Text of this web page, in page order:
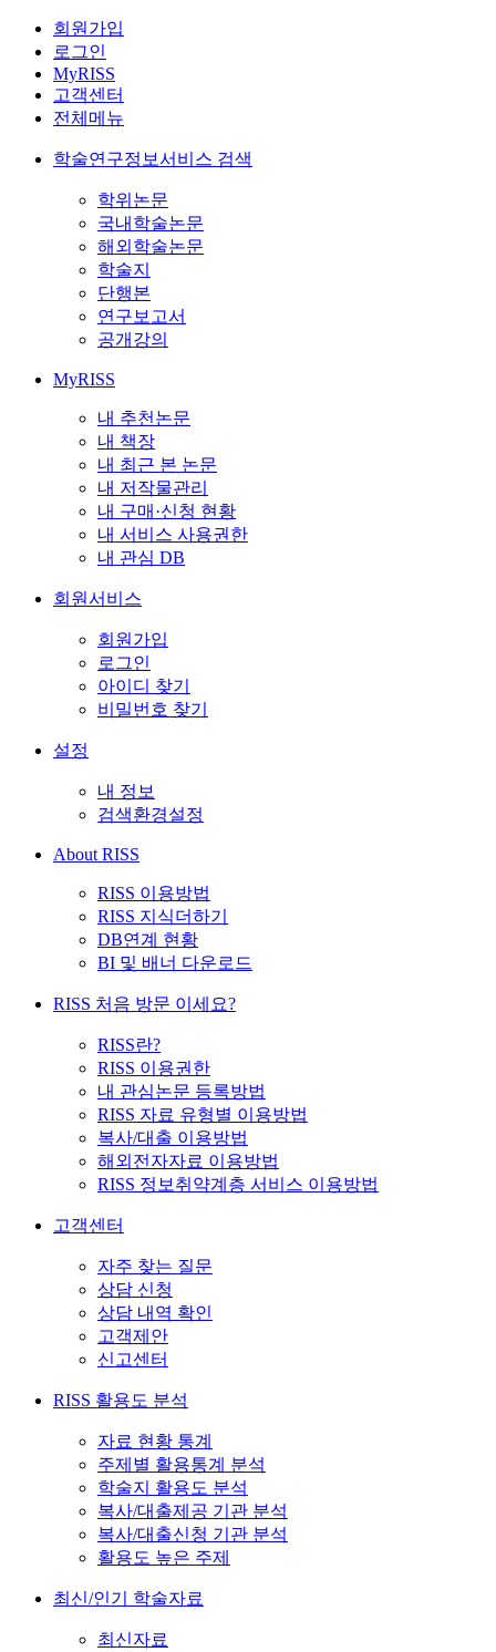
회원가입
로그인
MyRISS
고객센터
전체메뉴
학술연구정보서비스 검색
학위논문
국내학술논문
해외학술논문
학술지
단행본
연구보고서
공개강의
MyRISS
내 추천논문
내 책장
내 최근 본 논문
내 저작물관리
내 구매·신청 현황
내 서비스 사용권한
내 관심 DB
회원서비스
회원가입
로그인
아이디 찾기
비밀번호 찾기
설정
내 정보
검색환경설정
About RISS
RISS 이용방법
RISS 지식더하기
DB연계 현황
BI 및 배너 다운로드
RISS 처음 방문 이세요?
RISS란?
RISS 이용권한
내 관심논문 등록방법
RISS 자료 유형별 이용방법
복사/대출 이용방법
해외전자자료 이용방법
RISS 정보취약계층 서비스 이용방법
고객센터
자주 찾는 질문
상담 신청
상담 내역 확인
고객제안
신고센터
RISS 활용도 분석
자료 현황 통계
주제별 활용통계 분석
학술지 활용도 분석
복사/대출제공 기관 분석
복사/대출신청 기관 분석
활용도 높은 주제
최신/인기 학술자료
최신자료